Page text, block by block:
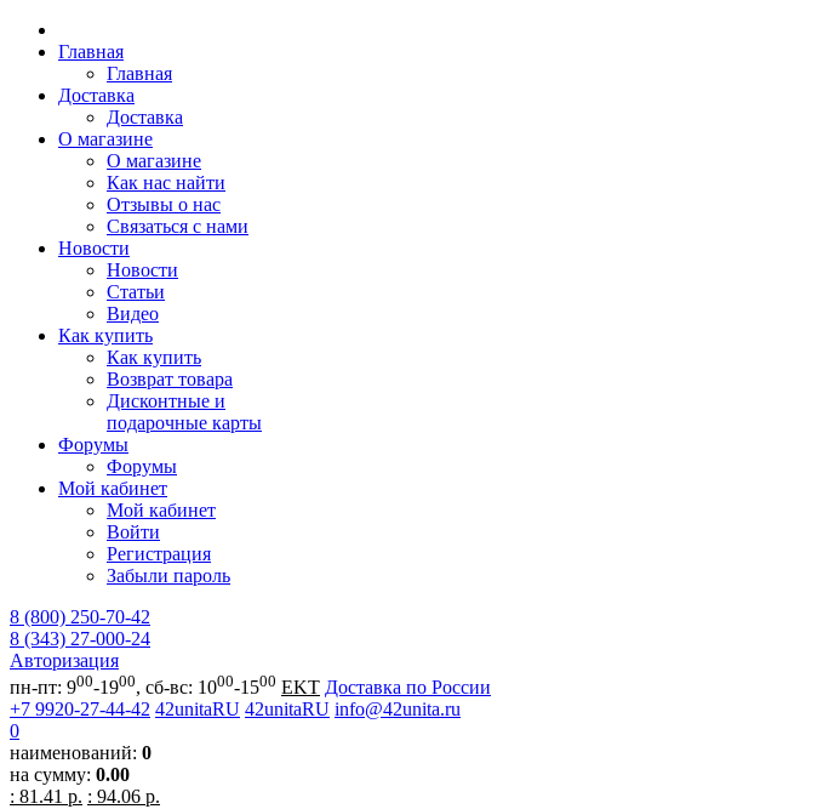
Главная
Главная
Доставка
Доставка
О магазине
О магазине
Как нас найти
Отзывы о нас
Связаться с нами
Новости
Новости
Статьи
Видео
Как купить
Как купить
Возврат товара
Дисконтные и
подарочные карты
Форумы
Форумы
Мой кабинет
Мой кабинет
Войти
Регистрация
Забыли пароль
8 (800) 250-70-42
8 (343) 27-000-24
Авторизация
пн-пт: 900-1900, сб-вс: 1000-1500 EKT Доставка по России
+7 9920-27-44-42 42unitaRU 42unitaRU info@42unita.ru
0
наименований: 0
на сумму: 0.00
: 81.41 р. : 94.06 р.